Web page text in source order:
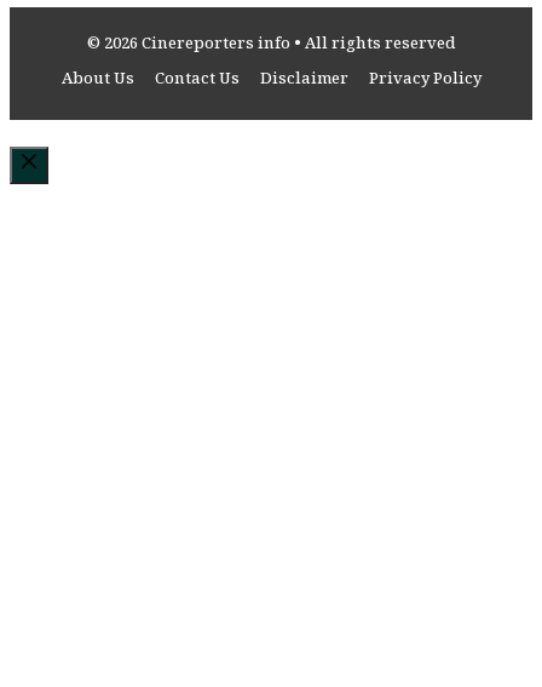
© 2026 Cinereporters info • All rights reserved
About Us
Contact Us Disclaimer Privacy Policy